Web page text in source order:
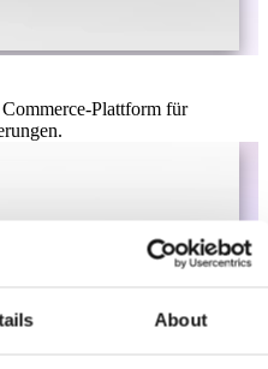
About
Plattform für